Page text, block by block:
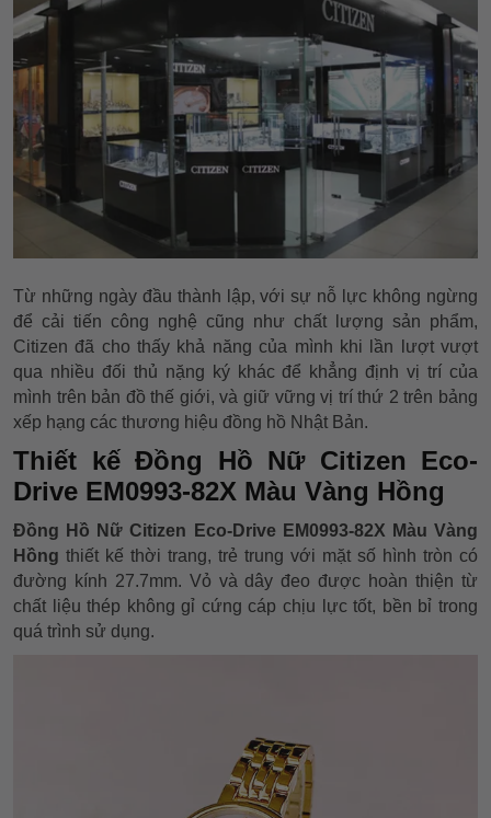
Từ những ngày đầu thành lập, với sự nỗ lực không ngừng
để cải tiến công nghệ cũng như chất lượng sản phẩm,
Citizen đã cho thấy khả năng của mình khi lần lượt vượt
qua nhiều đối thủ nặng ký khác để khẳng định vị trí của
mình trên bản đồ thế giới, và giữ vững vị trí thứ 2 trên bảng
xếp hạng các thương hiệu đồng hồ Nhật Bản.
Thiết kế Đồng Hồ Nữ Citizen Eco-
Drive EM0993-82X Màu Vàng Hồng
Đồng Hồ Nữ Citizen Eco-Drive EM0993-82X Màu Vàng
Hồng thiết kế thời trang, trẻ trung với mặt số hình tròn có
đường kính 27.7mm. Vỏ và dây đeo được hoàn thiện từ
chất liệu thép không gỉ cứng cáp chịu lực tốt, bền bỉ trong
quá trình sử dụng.